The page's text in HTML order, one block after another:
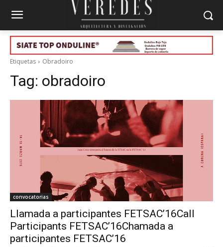
Etiquetas Obradoiro
Tag: obradoiro
convocatorias
Llamada a participantes FETSAC’16Call
Participants FETSAC’16Chamada a
participantes FETSAC’16